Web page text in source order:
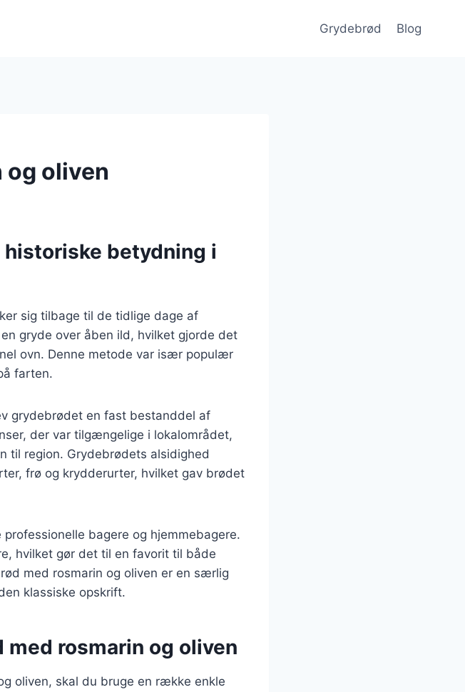
Grydebrød Blog
og oliven
betydning i
sig tilbage til de tidlige dage af
gryde over åben ild, hvilket gjorde det
ovn. Denne metode var især populær
farten.
grydebrødet en fast bestanddel af
der var tilgængelige i lokalområdet,
til region. Grydebrødets alsidighed
frø og krydderurter, hvilket gav brødet
bagere og hjemmebagere.
hvilket gør det til en favorit til både
med rosmarin og oliven er en særlig
klassiske opskrift.
rosmarin og oliven
oliven, skal du bruge en række enkle